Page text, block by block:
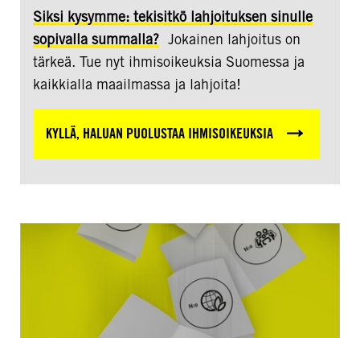
Siksi kysymme: tekisitkö lahjoituksen sinulle
sopivalla summalla? Jokainen lahjoitus on
tärkeä. Tue nyt ihmisoikeuksia Suomessa ja
kaikkialla maailmassa ja lahjoita!
KYLLÄ, HALUAN PUOLUSTAA IHMISOIKEUKSIA